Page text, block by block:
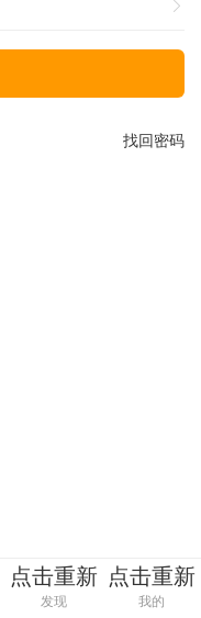
找回密码
点击重新
加载
发现
点击重新
加载
我的